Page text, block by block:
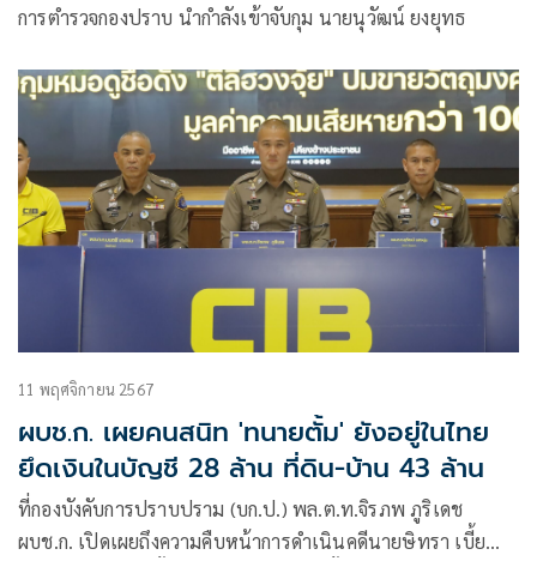
การตำรวจกองปราบ นำกำลังเข้าจับกุม นายนุวัฒน์ ยงยุทธ
11 พฤศจิกายน 2567
ผบช.ก. เผยคนสนิท 'ทนายตั้ม' ยังอยู่ในไทย
ยึดเงินในบัญชี 28 ล้าน ที่ดิน-บ้าน 43 ล้าน
ที่กองบังคับการปราบปราม (บก.ป.) พล.ต.ท.จิรภพ ภูริเดช
ผบช.ก. เปิดเผยถึงความคืบหน้าการดำเนินคดีนายษิทรา เบี้ย